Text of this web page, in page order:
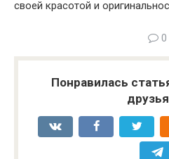
своей красотой и
0
Понравилась